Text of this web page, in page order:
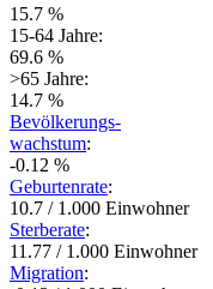
15.7 %
15-64 Jahre:
69.6 %
>65 Jahre:
14.7 %
Bevölkerungs-
wachstum:
-0.12 %
Geburtenrate:
10.7 / 1.000 Einwohner
Sterberate:
11.77 / 1.000 Einwohner
Migration: